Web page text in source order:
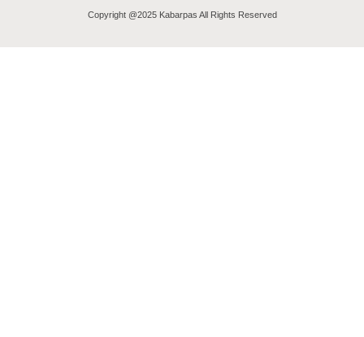
Copyright @2025 Kabarpas All Rights Reserved